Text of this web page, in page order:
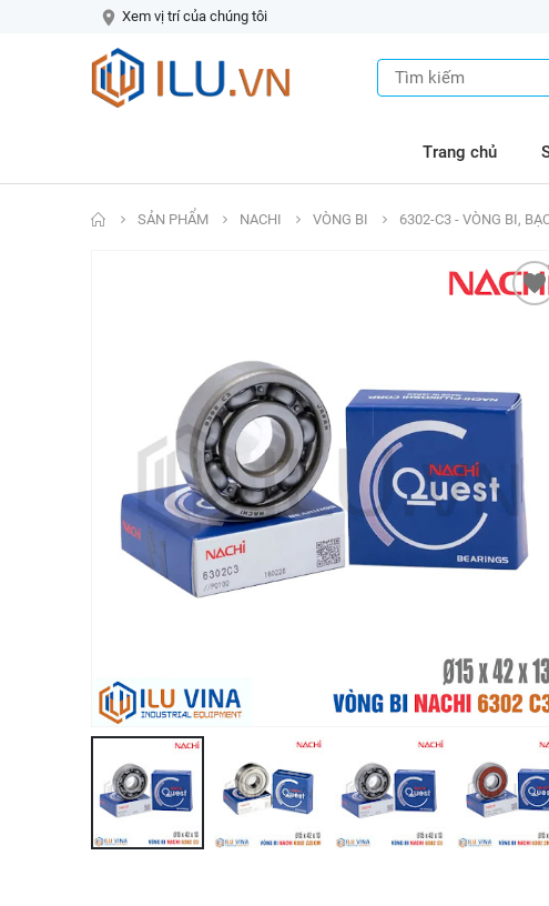
Xem vị trí của chúng tôi
Trang chủ
SẢN PHẨM NACHI VÒNG BI 6302-C3 - VÒNG BI,